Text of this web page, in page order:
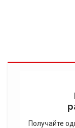
Получайте